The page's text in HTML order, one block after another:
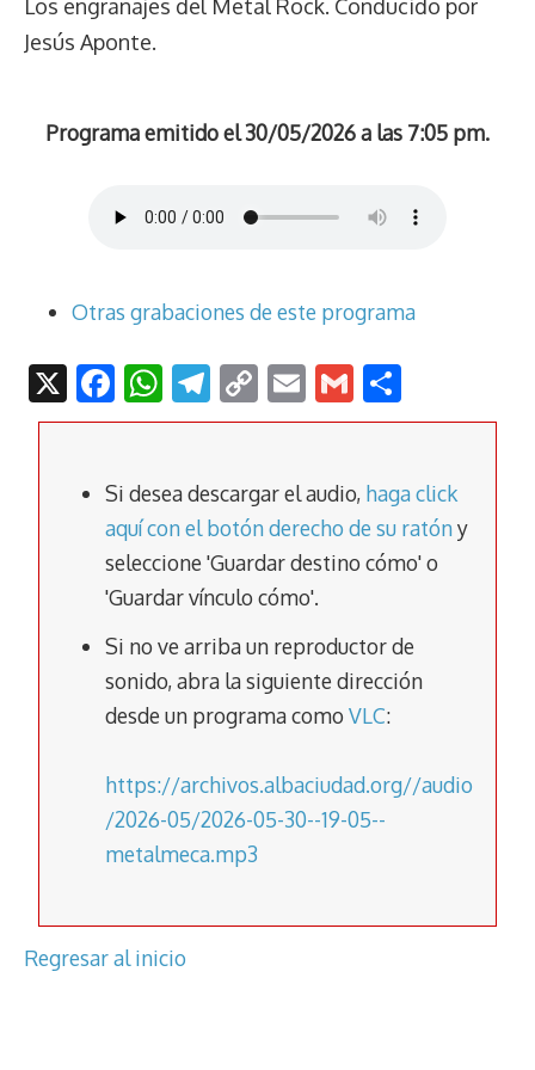
Los engranajes del Metal Rock. Conducido por
Jesús Aponte.
Programa emitido el 30/05/2026 a las 7:05 pm.
Otras grabaciones de este programa
X F
ac
b
o
o
k
W
h
s
A
p
p
T
el
gr
a
m
C
o
y
Li
n
k
E
m
l
G
m
l
o
p
ar
tir
Si desea descargar el audio, haga click
aquí con el botón derecho de su ratóny
seleccione 'Guardar destino cómo' o
'Guardar vínculo cómo'.
Si no ve arriba un reproductor de
sonido, abra la siguiente dirección
desde un programa como VLC:
https://archivos.albaciudad.org//audio
/2026-05/2026-05-30--19-05--
metalmeca.mp3
Regresar al inicio